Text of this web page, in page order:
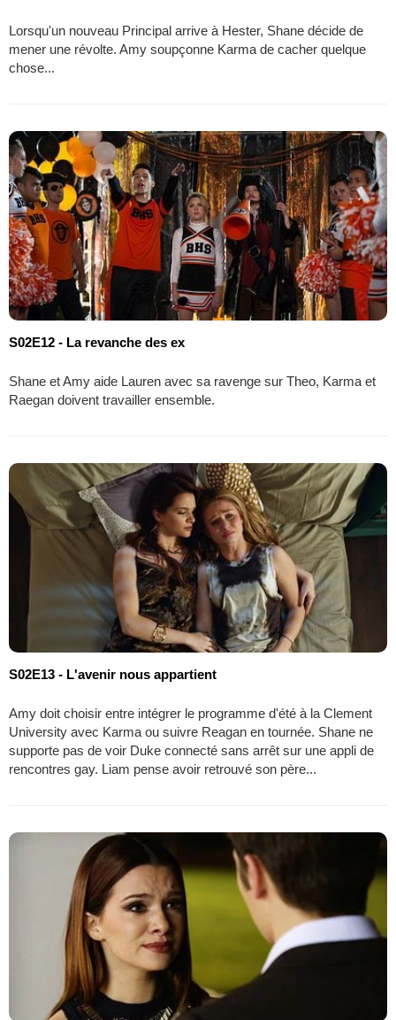
Lorsqu'un nouveau Principal arrive à Hester, Shane décide de
mener une révolte. Amy soupçonne Karma de cacher quelque
chose...
S02E12 - La revanche des ex
Shane et Amy aide Lauren avec sa ravenge sur Theo, Karma et
Raegan doivent travailler ensemble.
S02E13 - L'avenir nous appartient
Amy doit choisir entre intégrer le programme d'été à la Clement
University avec Karma ou suivre Reagan en tournée. Shane ne
supporte pas de voir Duke connecté sans arrêt sur une appli de
rencontres gay. Liam pense avoir retrouvé son père...